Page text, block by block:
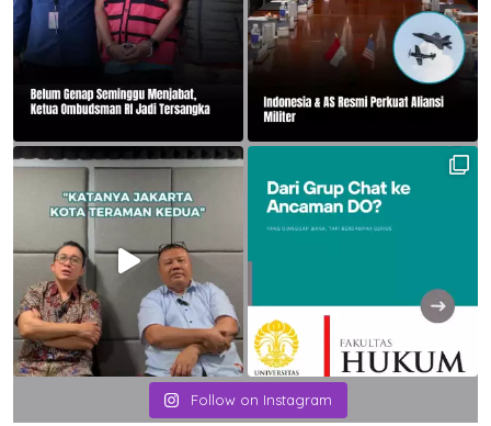
Follow on Instagram